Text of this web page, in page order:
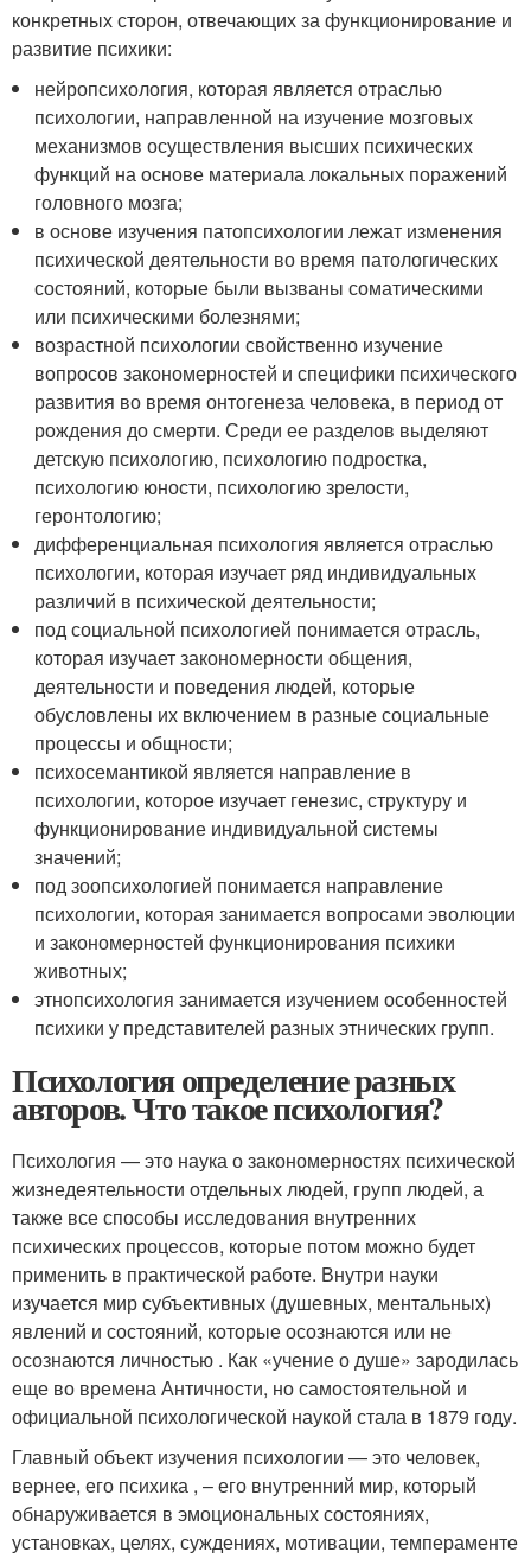
конкретных сторон, отвечающих за функционирование и
развитие психики:
нейропсихология, которая является отраслью
психологии, направленной на изучение мозговых
механизмов осуществления высших психических
функций на основе материала локальных поражений
головного мозга;
в основе изучения патопсихологии лежат изменения
психической деятельности во время патологических
состояний, которые были вызваны соматическими
или психическими болезнями;
возрастной психологии свойственно изучение
вопросов закономерностей и специфики психического
развития во время онтогенеза человека, в период от
рождения до смерти. Среди ее разделов выделяют
детскую психологию, психологию подростка,
психологию юности, психологию зрелости,
геронтологию;
дифференциальная психология является отраслью
психологии, которая изучает ряд индивидуальных
различий в психической деятельности;
под социальной психологией понимается отрасль,
которая изучает закономерности общения,
деятельности и поведения людей, которые
обусловлены их включением в разные социальные
процессы и общности;
психосемантикой является направление в
психологии, которое изучает генезис, структуру и
функционирование индивидуальной системы
значений;
под зоопсихологией понимается направление
психологии, которая занимается вопросами эволюции
и закономерностей функционирования психики
животных;
этнопсихология занимается изучением особенностей
психики у представителей разных этнических групп.
Психология определение разных
авторов. Что такое психология?
Психология — это наука о закономерностях психической
жизнедеятельности отдельных людей, групп людей, а
также все способы исследования внутренних
психических процессов, которые потом можно будет
применить в практической работе. Внутри науки
изучается мир субъективных (душевных, ментальных)
явлений и состояний, которые осознаются или не
осознаются личностью . Как «учение о душе» зародилась
еще во времена Античности, но самостоятельной и
официальной психологической наукой стала в 1879 году.
Главный объект изучения психологии — это человек,
вернее, его психика , – его внутренний мир, который
обнаруживается в эмоциональных состояниях,
установках, целях, суждениях, мотивации, темпераменте